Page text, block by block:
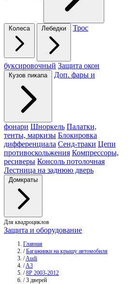
Колеса Лебедки Трос
буксировочный Защита окон
Кузов пикапа Доп. фары и
фонари Шноркель Палатки,
тенты, маркизы Блокировка
дифференциала Сенд-траки Цепи
противоскольжения Компрессоры,
ресиверы Консоль потолочная
Лестница на заднюю дверь
Домкраты
Для квадроциклов
Защита и оборудование
Главная
/ Багажники на крышу автомобиля
/Audi
/A3
/ 8P 2003-2012
/ 3 дверей